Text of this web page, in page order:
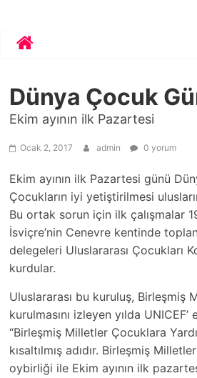
content
Dünya Çocuk
Ekim ayının ilk Pazartesi
Ocak 2, 2017 admin 0 yorum
Ekim ayının ilk Pazartesi günü
Çocukların iyi yetiştirilmesi
Bu ortak sorun için ilk çalışmalar
İsviçre’nin Cenevre kentinde
delegeleri Uluslararası Çocukları
kurdular.
Uluslararası bu kuruluş, Birleşmiş
kurulmasını izleyen yılda
“Birleşmiş Milletler Çocuklara
kısaltılmış adıdır. Birleşmiş
oybirliği ile Ekim ayının ilk